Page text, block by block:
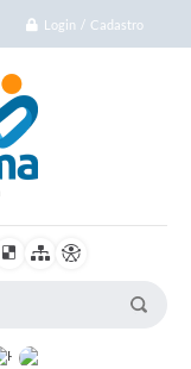
Login / Cadastro